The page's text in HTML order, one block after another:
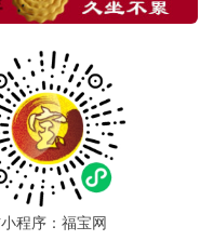
程序：福宝网